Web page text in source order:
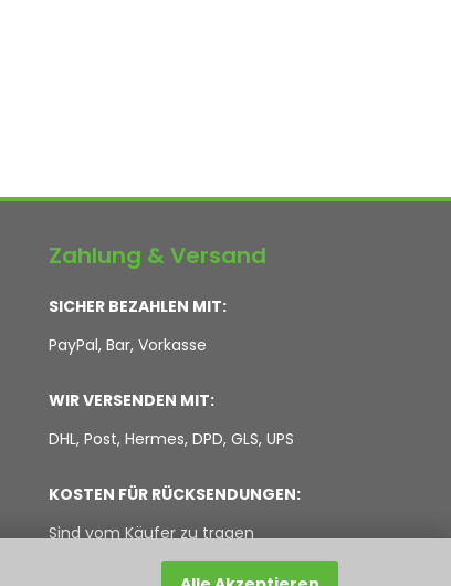
Zahlung & Versand
SICHER BEZAHLEN MIT:
PayPal, Bar, Vorkasse
WIR VERSENDEN MIT:
DHL, Post, Hermes, DPD, GLS, UPS
KOSTEN FÜR RÜCKSENDUNGEN:
Sind vom Käufer zu tragen